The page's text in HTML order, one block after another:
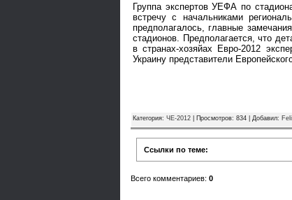
Группа экспертов УЕФА по
встречу с начальниками
предполагалось, главные
стадионов. Предполагается, что
в странах-хозяйах Евро-2012
Украину представители
Категория: ЧЕ-2012 Просмотров: 834 | Добавил:
Ссылки по теме:
Всего комментариев: 0